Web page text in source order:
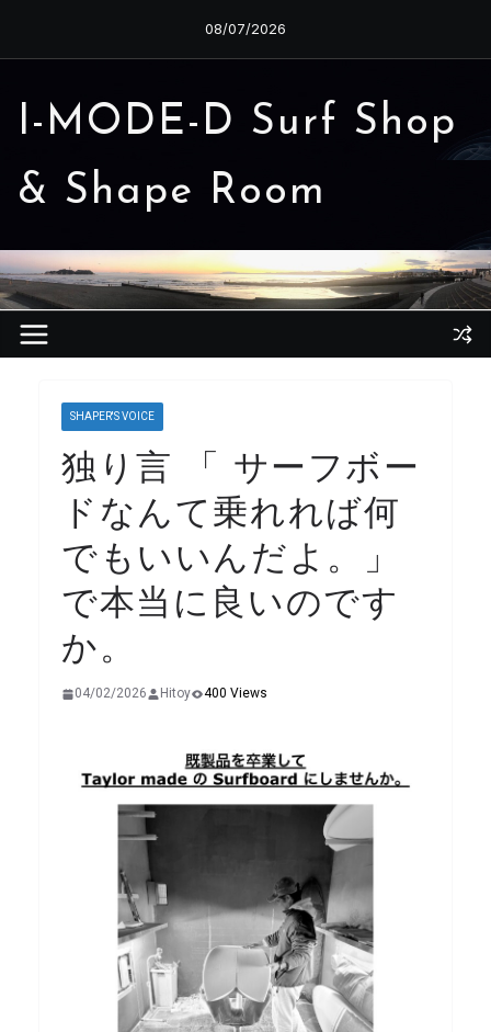
ッ
プ
08/07/2026
I-MODE-D Surf Shop
& Shape Room
SHAPER'S VOICE
独り言 「 サーフボー
ドなんて乗れれば何
でもいいんだよ。」
で本当に良いのです
か。
04/02/2026 Hitoy 400 Views